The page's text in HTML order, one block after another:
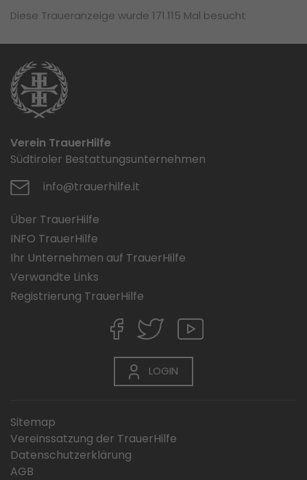
Diese Traueranzeige wurde 171.115 Mal besucht
Verein TrauerHilfe
Südtiroler Bestattungsunternehmen
info@trauerhilfe.it
Über TrauerHilfe
INFO TrauerHilfe
Ihr Unternehmen auf TrauerHilfe
Verwandte Links
Registrierung TrauerHilfe
LOGIN
Sitemap
Vereinssatzung der TrauerHilfe
Datenschutzerklärung
AGB